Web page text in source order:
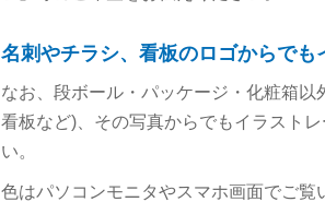
名刺やチラシ、看板のロゴからで
なお、段ボール・パッケージ・化粧箱以
看板など)、その写真からでもイラスト
い。
色はパソコンモニタやスマホ画面でご